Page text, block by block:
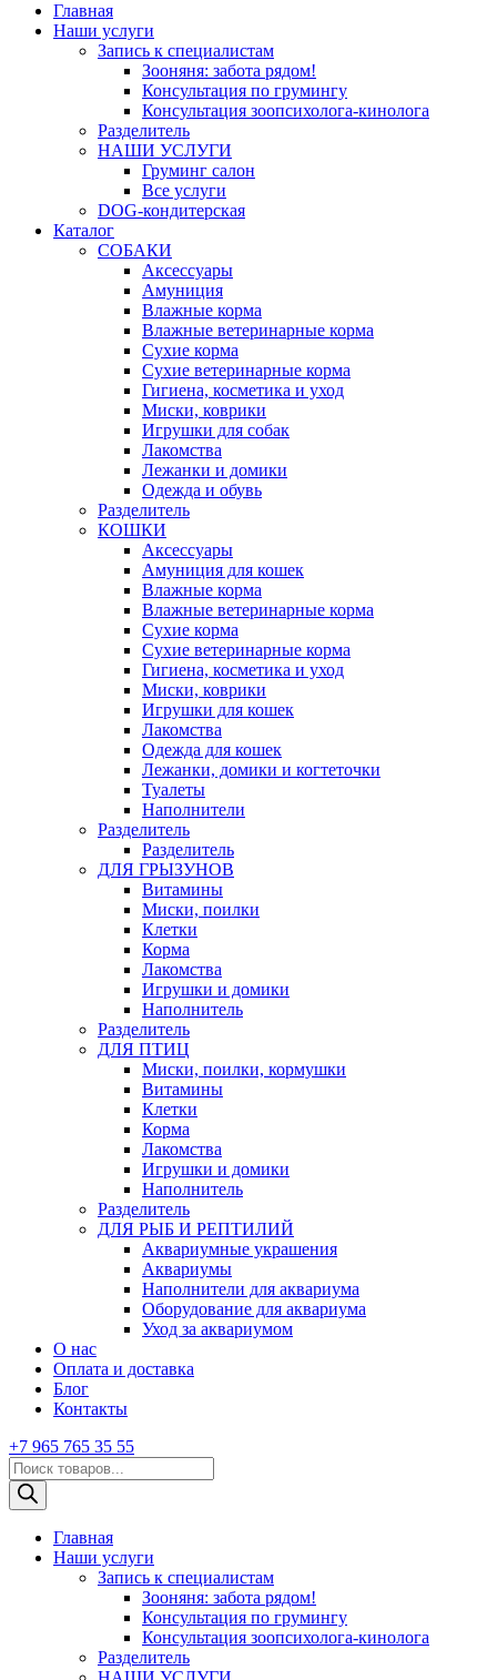
Главная
Наши услуги
Запись к специалистам
Зооняня: забота рядом!
Консультация по грумингу
Консультация зоопсихолога-кинолога
Pазделитель
НАШИ УСЛУГИ
Груминг салон
Все услуги
DOG-кондитерская
Каталог
СОБАКИ
Аксессуары
Амуниция
Влажные корма
Влажные ветеринарные корма
Сухие корма
Сухие ветеринарные корма
Гигиена, косметика и уход
Миски, коврики
Игрушки для собак
Лакомства
Лежанки и домики
Одежда и обувь
Разделитель
КОШКИ
Аксессуары
Амуниция для кошек
Влажные корма
Влажные ветеринарные корма
Сухие корма
Сухие ветеринарные корма
Гигиена, косметика и уход
Миски, коврики
Игрушки для кошек
Лакомства
Одежда для кошек
Лежанки, домики и когтеточки
Туалеты
Наполнители
Pазделитель
Разделитель
ДЛЯ ГРЫЗУНОВ
Витамины
Миски, поилки
Клетки
Корма
Лакомства
Игрушки и домики
Наполнитель
Разделитель
ДЛЯ ПТИЦ
Миски, поилки, кормушки
Витамины
Клетки
Корма
Лакомства
Игрушки и домики
Наполнитель
Разделитель
ДЛЯ РЫБ И РЕПТИЛИЙ
Аквариумные украшения
Аквариумы
Наполнители для аквариума
Оборудование для аквариума
Уход за аквариумом
О нас
Оплата и доставка
Блог
Контакты
+7 965 765 35 55
Поиск
товаров
Главная
Наши услуги
Запись к специалистам
Зооняня: забота рядом!
Консультация по грумингу
Консультация зоопсихолога-кинолога
Pазделитель